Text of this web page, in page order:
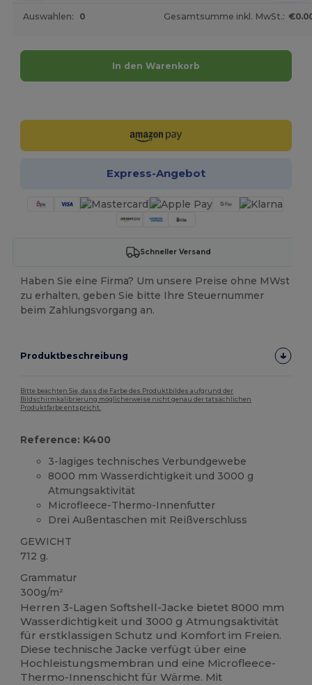
Auswahlen: 0 Gesamtsumme inkl. MwSt.:
In den Warenkorb
Express-Angebot
Schneller Versand
Haben Sie eine Firma? Um unsere Preise ohne MWst
zu erhalten, geben Sie bitte Ihre Steuernummer
beim Zahlungsvorgang an.
Produktbeschreibung
Bitte beachten Sie, dass die Farbe des Produktbildes aufgrund der
Bildschirmkalibrierung möglicherweise nicht genau der tatsächlichen
Produktfarbe entspricht.
Reference: K400
3-lagiges technisches Verbundgewebe
8000 mm Wasserdichtigkeit und 3000 g
Atmungsaktivität
Microfleece-Thermo-Innenfutter
Drei Außentaschen mit Reißverschluss
GEWICHT
712 g.
Grammatur
300g/m²
Herren 3-Lagen Softshell-Jacke bietet 8000 mm
Wasserdichtigkeit und 3000 g Atmungsaktivität
für erstklassigen Schutz und Komfort im Freien.
Diese technische Jacke verfügt über eine
Hochleistungsmembran und eine Microfleece-
Thermo-Innenschicht für Wärme. Mit